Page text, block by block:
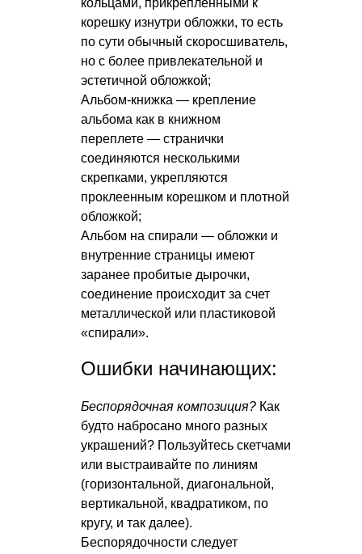
кольцами, прикрепленными к
корешку изнутри обложки, то есть
по сути обычный скоросшиватель,
но с более привлекательной и
эстетичной обложкой;
Альбом-книжка — крепление
альбома как в книжном
переплете — странички
соединяются несколькими
скрепками, укрепляются
проклеенным корешком и плотной
обложкой;
Альбом на спирали — обложки и
внутренние страницы имеют
заранее пробитые дырочки,
соединение происходит за счет
металлической или пластиковой
«спирали».
Ошибки начинающих:
Беспорядочная композиция? Как
будто набросано много разных
украшений? Пользуйтесь скетчами
или выстраивайте по линиям
(горизонтальной, диагональной,
вертикальной, квадратиком, по
кругу, и так далее).
Беспорядочности следует